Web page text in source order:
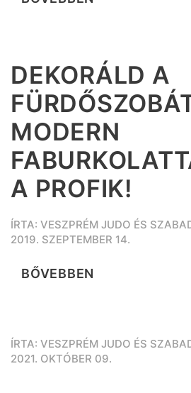
DEKORÁLD A
MODERN
A PROFIK!
ÍRTA: VESZPRÉM JUDO ÉS
2019. SZEPTEMBER 14.
BŐVEBBEN
ÍRTA: VESZPRÉM JUDO ÉS
2021. OKTÓBER 09.